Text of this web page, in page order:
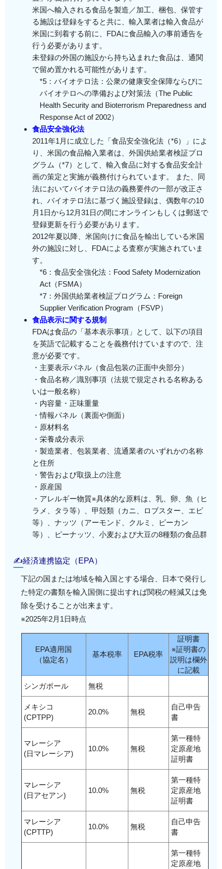
米国へ輸入される食品を製造／加工、梱包、保管す
る施設は登録をすると共に、輸入業者は輸入食品が
米国に到着する前に、FDAに食品輸入の事前通告を
行う必要があります。
未登録の外国の施設から持ち込まれた食品は、通関
で留め置かれる可能性があります。
*5：バイオテロ法：公衆の健康安全保障ならびに
バイオテロへの準備および対策法（The Public
Health Security and Bioterrorism Preparedness and
Response Act of 2002）
食品安全強化法
2011年1月に成立した「食品安全強化法（*6）」によ
り、米国の食品輸入業者は、外国供給業者検証プロ
グラム（*7）として、輸入食品に対する食品安全計
画の策定と実施が義務付けられています。 また、同
法においてバイオテロ法の義務要件の一部が改正さ
れ、バイオテロ法に基づく施設登録は、偶数年の10
月1日から12月31日の間にオンラインもしくは郵送で
登録更新を行う必要があります。
2012年夏以降、米国向けに食品を輸出している米国
外の施設に対し、FDAによる査察が実施されていま
す。
*6：食品安全強化法：Food Safety Modernization
Act（FSMA）
*7：外国供給業者検証プログラム：Foreign
Supplier Verification Program（FSVP）
食品表示に関する規制
FDAは食品の「基本表示事項」として、以下の項目
を英語で記載することを義務付けていますので、注
意が必要です。
・主要表示パネル（食品包装の正面中央部分）
・食品名称／識別事項（法規で規定される名称ある
いは一般名称）
・内容量・正味重量
・情報パネル（裏面や側面）
・原材料名
・栄養成分表示
・製造業者、包装業者、流通業者のいずれかの名称
と住所
・警告および取扱上の注意
・原産国
・アレルギー物質※具体的な原料は、乳、卵、魚（ヒ
ラメ、タラ等）、甲殻類（カニ、ロブスター、エビ
等）、ナッツ（アーモンド、クルミ、ピーカン
等）、ピーナッツ、小麦および大豆の8種類の食品群
✍経済連携協定（EPA）
下記の国または地域を輸入国とする場合、日本で発行し
た特定の書類を輸入国側に提出すれば関税の軽減又は免
除を受けることが出来ます。
※2025年2月1日時点
EPA適用国
（協定名）
基本税率 EPA税率
証明書
※証明書の
説明は欄外
に記載
シンガポール
無税
メキシコ
(CPTPP)
20.0% 無税
自己申告
書
マレーシア
(日マレーシア)
10.0% 無税
第一種特
定原産地
証明書
マレーシア
(日アセアン)
10.0% 無税
第一種特
定原産地
証明書
マレーシア
(CPTTP)
10.0% 無税
自己申告
書
第一種特
定原産地